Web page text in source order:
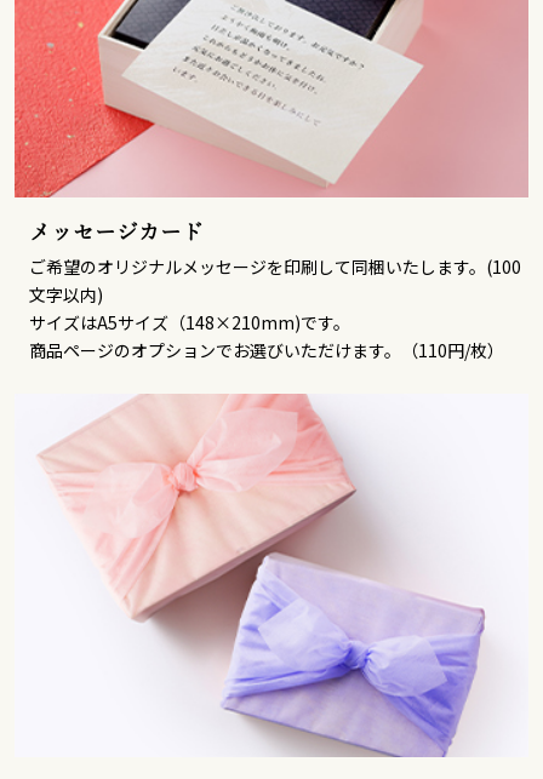
メッセージカード
ご希望のオリジナルメッセージを印刷して同梱いたします。(100
文字以内)
サイズはA5サイズ（148×210mm)です。
商品ページのオプションでお選びいただけます。（110円/枚）